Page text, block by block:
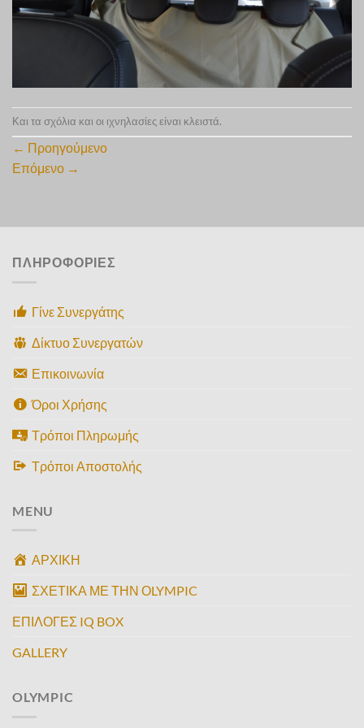
Και τα σχόλια και οι ιχνηλασίες είναι κλειστά.
← Προηγούμενο
Επόμενο →
ΠΛΗΡΟΦΟΡΙΕΣ
Γίνε Συνεργάτης
Δίκτυο Συνεργατών
Επικοινωνία
Όροι Χρήσης
Τρόποι Πληρωμής
Τρόποι Αποστολής
MENU
ΑΡΧΙΚΗ
ΣΧΕΤΙΚΑ ΜΕ ΤΗΝ ΟLYMPIC
ΕΠΙΛΟΓΕΣ IQ BOX
GALLERY
OLYMPIC